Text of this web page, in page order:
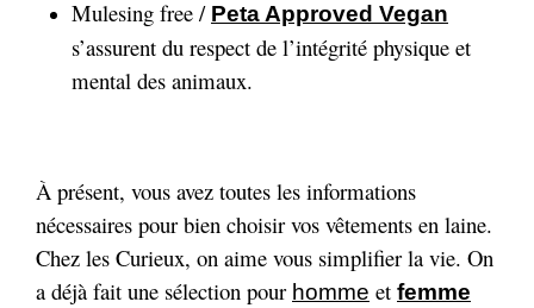
Mulesing free / Peta Approved Vegan
s’assurent du respect de l’intégrité physique et
mental des animaux.
À présent, vous avez toutes les informations
nécessaires pour bien choisir vos vêtements en laine.
Chez les Curieux, on aime vous simplifier la vie. On
a déjà fait une sélection pour homme et femme